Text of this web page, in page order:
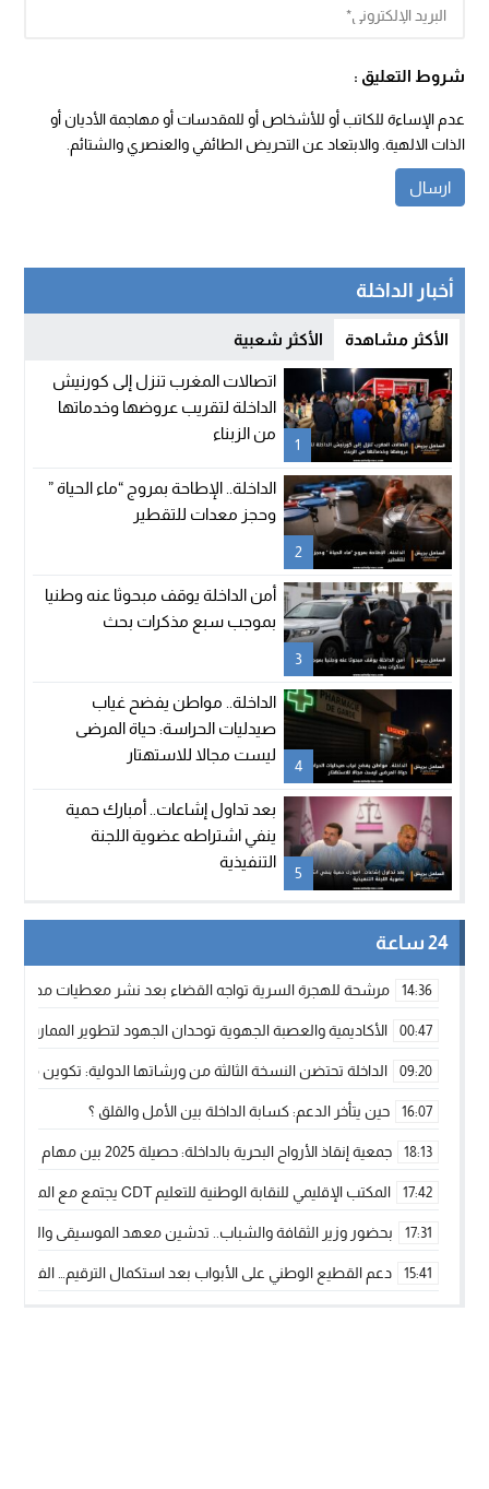
شروط التعليق :
عدم الإساءة للكاتب أو للأشخاص أو للمقدسات أو مهاجمة الأديان أو
الذات الالهية. والابتعاد عن التحريض الطائفي والعنصري والشتائم.
أخبار الداخلة
الأكثر مشاهدة الأكثر شعبية
1
اتصالات المغرب تنزل إلى كورنيش
الداخلة لتقريب عروضها وخدماتها
من الزبناء
2
الداخلة.. الإطاحة بمروج “ماء الحياة ”
وحجز معدات للتقطير
3
أمن الداخلة يوقف مبحوثا عنه وطنيا
بموجب سبع مذكرات بحث
4
الداخلة.. مواطن يفضح غياب
صيدليات الحراسة: حياة المرضى
ليست مجالا للاستهتار
5
بعد تداول إشاعات.. أمبارك حمية
ينفي اشتراطه عضوية اللجنة
التنفيذية
24 ساعة
14:36 مرشحة للهجرة السرية تواجه القضاء بعد نشر معطيات مضللة
00:47 الأكاديمية والعصبة الجهوية توحدان الجهود لتطوير الممارسة
09:20 الداخلة تحتضن النسخة الثالثة من ورشاتها الدولية: تكوين
16:07 حين يتأخر الدعم: كسابة الداخلة بين الأمل والقلق ؟
18:13 جمعية إنقاذ الأرواح البحرية بالداخلة: حصيلة 2025 بين مهام الإنقاذ ومشروع “دار البحار”
17:42 المكتب الإقليمي للنقابة الوطنية للتعليم CDT يجتمع مع المدير الإقليمي لمناقشة ملفات جوهرية لنساء ورجال التعليم
17:31 بحضور وزير الثقافة والشباب.. تدشين معهد الموسيقى والفنون
15:41 دعم القطيع الوطني على الأبواب بعد استكمال الترقيم…